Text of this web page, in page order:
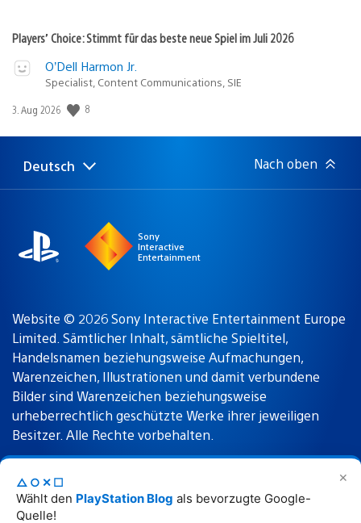
✕
△○✕☐
Wählt den PlayStation Blog als bevorzugte Google-
Quelle!
Players’ Choice: Stimmt für das beste neue Spiel im Juli 2026
O’Dell Harmon Jr.
Specialist, Content Communications, SIE
Veröffentlichungsdatum:
3. Aug 2026 8
Select
a
Aktuelle
Region:
Deutsch Nach oben
Sony
Interactive
Entertainment
Website © 2026 Sony Interactive Entertainment Europe
Limited. Sämtlicher Inhalt, sämtliche Spieltitel,
Handelsnamen beziehungsweise Aufmachungen,
Warenzeichen, Illustrationen und damit verbundene
Bilder sind Warenzeichen beziehungsweise
urheberrechtlich geschützte Werke ihrer jeweiligen
Besitzer. Alle Rechte vorbehalten.
Nutzungsbedingungen Datenschutzrichtlinie